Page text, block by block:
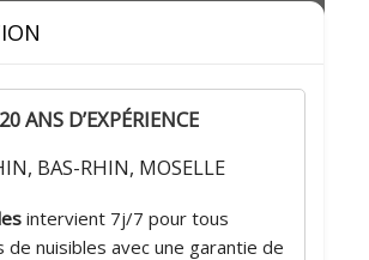
ANS D’EXPÉRIENCE
BAS-RHIN, MOSELLE
intervient 7j/7 pour tous
de nuisibles avec une garantie de